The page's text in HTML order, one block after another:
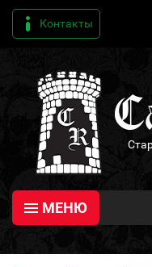
Контакты
МЕНЮ